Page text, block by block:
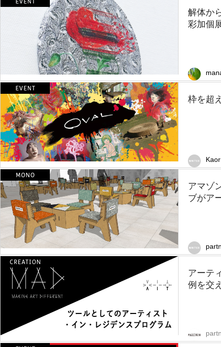
解体か
彩加個
枠を超
アマゾ
ブがア
アーテ
例を交